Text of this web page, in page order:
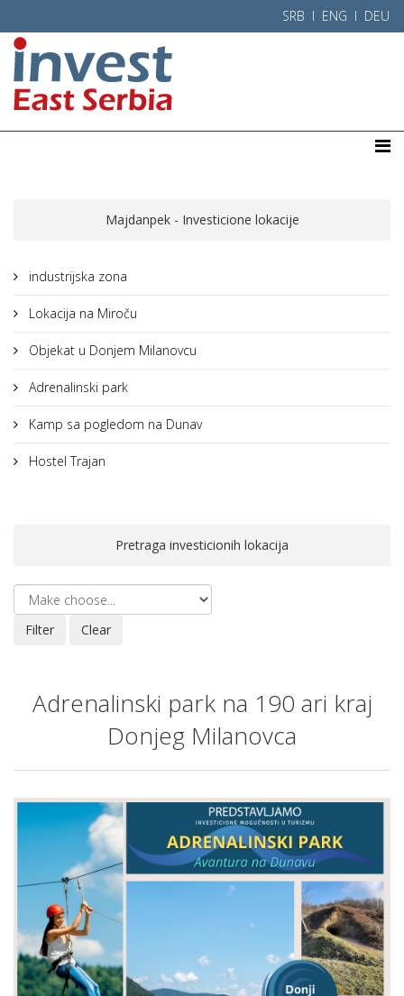
SRB l ENG l DEU
Majdanpek - Investicione lokacije
industrijska zona
Lokacija na Miroču
Objekat u Donjem Milanovcu
Adrenalinski park
Kamp sa pogledom na Dunav
Hostel Trajan
Pretraga investicionih lokacija
Adrenalinski park na 190 ari kraj
Donjeg Milanovca